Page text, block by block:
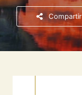
Compartir